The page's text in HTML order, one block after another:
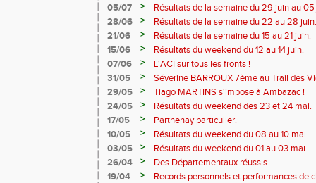
05/07
>
Résultats de la semaine du 29 juin au
28/06
>
Résultats de la semaine du 22 au 28 juin.
21/06
>
Résultats de la semaine du 15 au 21 juin.
15/06
>
Résultats du weekend du 12 au 14 juin.
07/06
>
L'ACI sur tous les fronts !
31/05
>
Séverine BARROUX 7ème au Trail des
29/05
>
Tiago MARTINS s'impose à Ambazac !
24/05
>
Résultats du weekend des 23 et 24 mai.
17/05
>
Parthenay particulier.
10/05
>
Résultats du weekend du 08 au 10 mai.
03/05
>
Résultats du weekend du 01 au 03 mai.
26/04
>
Des Départementaux réussis.
19/04
>
Records personnels et performances de